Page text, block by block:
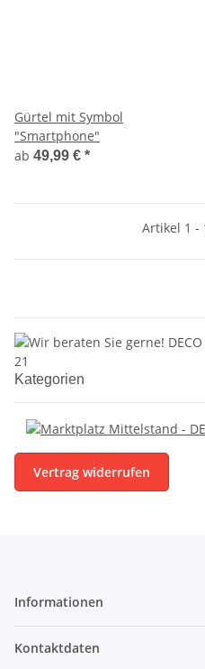
Gürtel mit Symbol
"Smartphone"
ab 49,99 € *
Artikel 1 -
Kategorien
Vertrag widerrufen
Informationen
Kontaktdaten